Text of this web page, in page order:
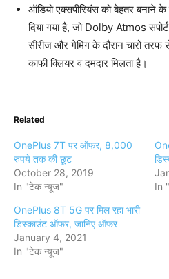
ऑडियो एक्सपीरियंस को बेहतर
दिया गया है, जो Dolby Atmos
सीरीज और गेमिंग के दौरान चारों
काफी क्लियर व दमदार मिलता है।
Related
OnePlus 7T पर ऑफर, 8,000
रुपये तक की छूट
October 28, 2019
In "टेक न्यूज"
In
OnePlus 8T 5G पर मिल रहा भारी
डिस्काउंट ऑफर, जानिए ऑफर
January 4, 2021
In "टेक न्यूज"